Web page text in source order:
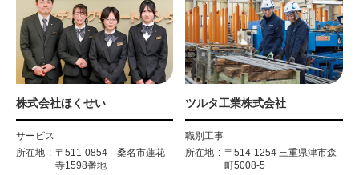
株式会社ほくせい
サービス
所在地
〒511-0854 桑名市蓮花
寺1598番地
ツルタ工業株式会社
職別工事
所在地
〒514-1254 三重県津市森
町5008-5